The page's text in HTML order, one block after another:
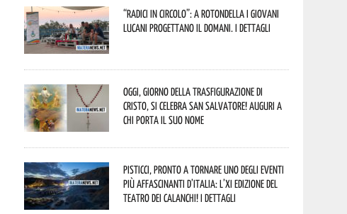
“Radici in Circolo”: a Rotondella i giovani
lucani progettano il domani. I dettagli
Oggi, giorno della Trasfigurazione di
Cristo, si celebra San Salvatore! Auguri a
chi porta il suo nome
Pisticci, pronto a tornare uno degli eventi
più affascinanti d’Italia: l’XI edizione del
Teatro dei Calanchi! I dettagli